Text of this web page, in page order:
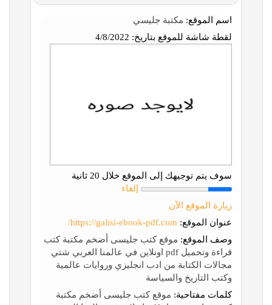
اسم الموقع: مكتبة جليسي
لقطة شاشة للموقع بتاريخ:
سوف يتم توجيهك إلى الموقع خلال 20 ثانية
إلغاء
زيارة الموقع الآن
عنوان الموقع: https://galisi-ebook-pdf.com/
وصف الموقع: موقع كتب جليسى أضخم مكتبة كتب
قراءة وتحميل pdf اونلاين في عالمنا العربي شتي
مجالات الكتابة من ادب انجليزي وروايات عالمية
وكتب التاريخ والسياسة
كلمات مفتاحية: موقع كتب جليسى أضخم مكتبة